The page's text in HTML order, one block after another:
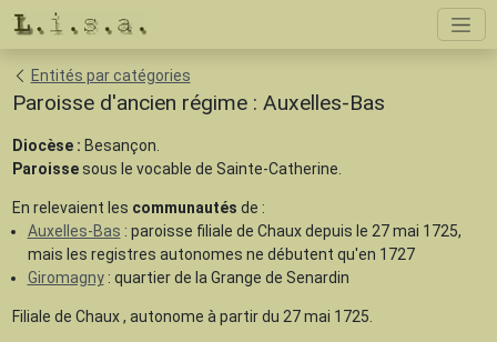
Entités par catégories
Paroisse d'ancien régime : Auxelles-Bas
Diocèse : Besançon.
Paroissesous le vocable de Sainte-Catherine.
En relevaient les communautés de :
Auxelles-Bas : paroisse filiale de Chaux depuis le 27 mai 1725,
mais les registres autonomes ne débutent qu'en 1727
Giromagny: quartier de la Grange de Senardin
Filiale de Chaux , autonome à partir du 27 mai 1725.